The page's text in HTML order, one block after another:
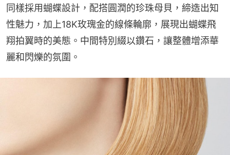
同樣採用蝴蝶設計，配搭圓潤的珍珠母貝，締造出知
性魅力，加上18K玫瑰金的線條輪廓，展現出蝴蝶飛
翔拍翼時的美態。中間特別綴以鑽石，讓整體增添華
麗和閃爍的氛圍。